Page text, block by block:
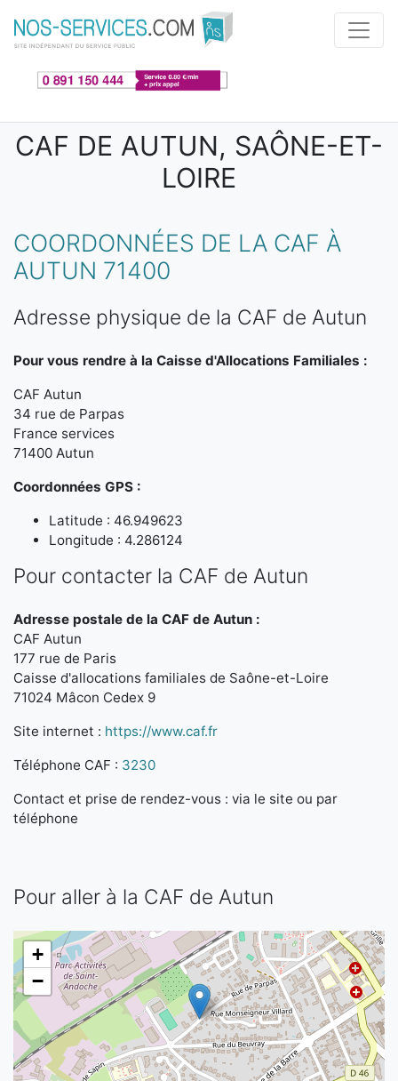
Aller au contenu principal
CAF DE AUTUN, SAÔNE-ET-
LOIRE
COORDONNÉES DE LA CAF À
AUTUN 71400
Adresse physique de la CAF de Autun
Pour vous rendre à la Caisse d'Allocations Familiales :
CAF Autun
34 rue de Parpas
France services
71400 Autun
Coordonnées GPS :
Latitude : 46.949623
Longitude : 4.286124
Pour contacter la CAF de Autun
Adresse postale de la CAF de Autun :
CAF Autun
177 rue de Paris
Caisse d'allocations familiales de Saône-et-Loire
71024 Mâcon Cedex 9
Site internet : https://www.caf.fr
Téléphone CAF : 3230
Contact et prise de rendez-vous : via le site ou par
téléphone
Pour aller à la CAF de Autun
+
−